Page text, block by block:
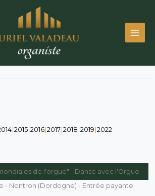
2015 2016 2017 2018 2019 2022
de l'orgue" - Danse avec l'Orgue
- Nontron (Dordogne) - Entrée payante